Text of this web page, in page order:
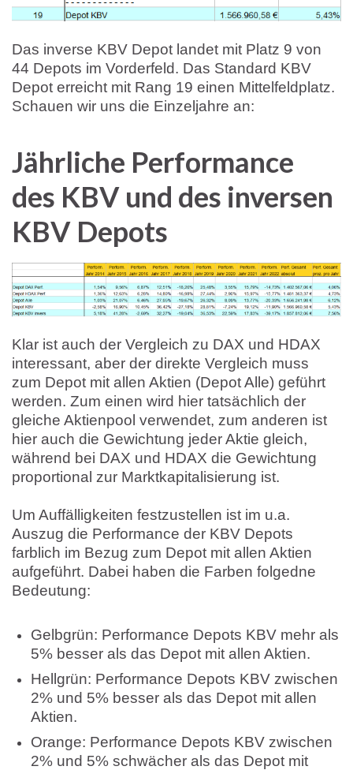
Das inverse KBV Depot landet mit Platz 9 von
44 Depots im Vorderfeld. Das Standard KBV
Depot erreicht mit Rang 19 einen Mittelfeldplatz.
Schauen wir uns die Einzeljahre an:
Jährliche Performance
des KBV und des inversen
KBV Depots
Klar ist auch der Vergleich zu DAX und HDAX
interessant, aber der direkte Vergleich muss
zum Depot mit allen Aktien (Depot Alle) geführt
werden. Zum einen wird hier tatsächlich der
gleiche Aktienpool verwendet, zum anderen ist
hier auch die Gewichtung jeder Aktie gleich,
während bei DAX und HDAX die Gewichtung
proportional zur Marktkapitalisierung ist.
Um Auffälligkeiten festzustellen ist im u.a.
Auszug die Performance der KBV Depots
farblich im Bezug zum Depot mit allen Aktien
aufgeführt. Dabei haben die Farben folgedne
Bedeutung:
Gelbgrün: Performance Depots KBV mehr als
5% besser als das Depot mit allen Aktien.
Hellgrün: Performance Depots KBV zwischen
2% und 5% besser als das Depot mit allen
Aktien.
Orange: Performance Depots KBV zwischen
2% und 5% schwächer als das Depot mit